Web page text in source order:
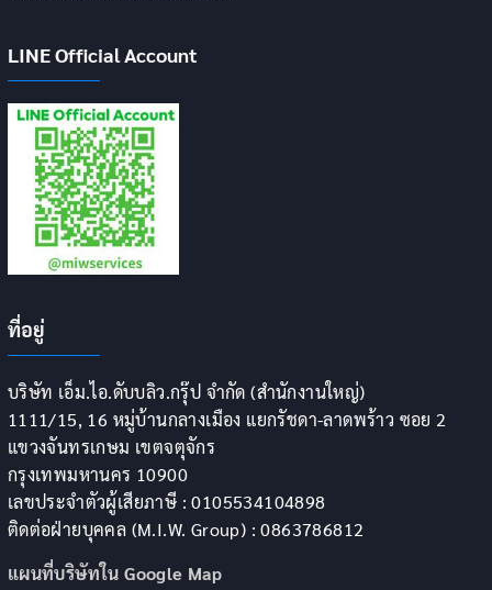
LINE Official Account
ที่อยู่
บริษัท เอ็ม.ไอ.ดับบลิว.กรุ๊ป จำกัด (สำนักงานใหญ่)
1111/15, 16 หมู่บ้านกลางเมือง แยกรัชดา-ลาดพร้าว ซอย 2
แขวงจันทรเกษม เขตจตุจักร
กรุงเทพมหานคร 10900
เลขประจำตัวผู้เสียภาษี : 0105534104898
ติดต่อฝ่ายบุคคล (M.I.W. Group) : 0863786812
แผนที่บริษัทใน Google Map